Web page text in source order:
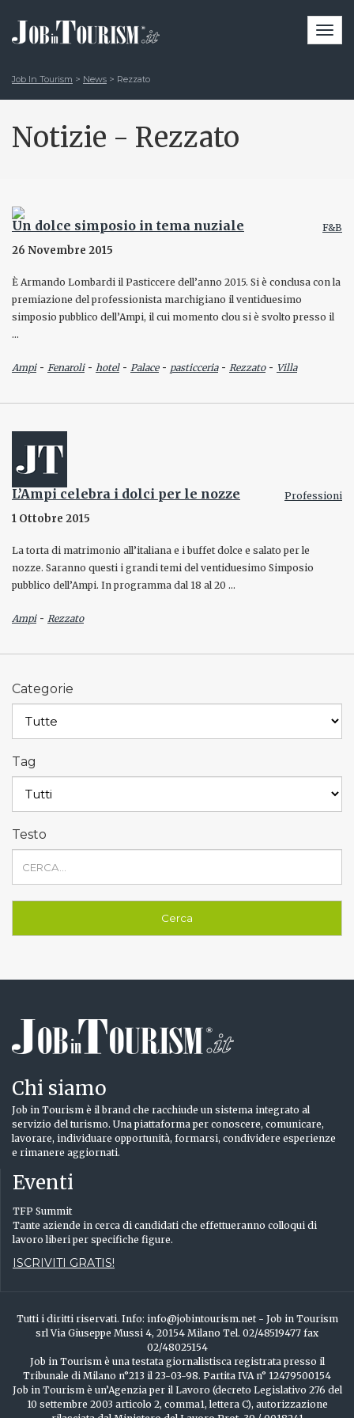
Job In Tourism > News > Rezzato
Notizie - Rezzato
Un dolce simposio in tema nuziale F&B
26 Novembre 2015
È Armando Lombardi il Pasticcere dell’anno 2015. Si è conclusa con la
premiazione del professionista marchigiano il ventiduesimo
simposio pubblico dell’Ampi, il cui momento clou si è svolto presso il
…
Ampi- Fenaroli- hotel- Palace- pasticceria- Rezzato- Villa
L’Ampi celebra i dolci per le nozze Professioni
1 Ottobre 2015
La torta di matrimonio all’italiana e i buffet dolce e salato per le
nozze. Saranno questi i grandi temi del ventiduesimo Simposio
pubblico dell’Ampi. In programma dal 18 al 20 …
Ampi- Rezzato
Categorie
Tag
Testo
Chi siamo
Job in Tourism è il brand che racchiude un sistema integrato al
servizio del turismo. Una piattaforma per conoscere, comunicare,
lavorare, individuare opportunità, formarsi, condividere esperienze
e rimanere aggiornati.
Eventi
TFP Summit
Tante aziende in cerca di candidati che effettueranno colloqui di
lavoro liberi per specifiche figure.
ISCRIVITI GRATIS!
Tutti i diritti riservati. Info: info@jobintourism.net - Job in Tourism
srl Via Giuseppe Mussi 4, 20154 Milano Tel. 02/48519477 fax
02/48025154
Job in Tourism è una testata giornalistisca registrata presso il
Tribunale di Milano n°213 il 23-03-98. Partita IVA n° 12479500154
Job in Tourism è un’Agenzia per il Lavoro (decreto Legislativo 276 del
10 settembre 2003 articolo 2, comma1, lettera C), autorizzazione